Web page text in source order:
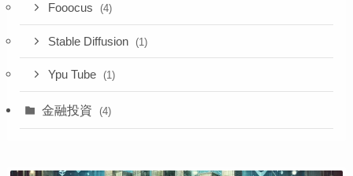
Fooocus (4)
Stable Diffusion (1)
Ypu Tube (1)
金融投資 (4)